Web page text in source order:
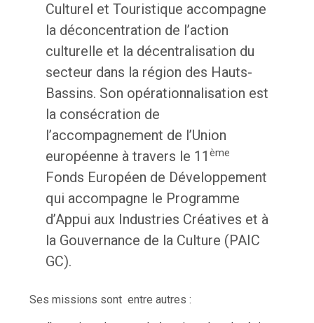
Joseph Bakhita SANOU
Orokia Zida
Culturel et Touristique accompagne
la déconcentration de l’action
culturelle et la décentralisation du
secteur dans la région des Hauts-
Bassins. Son opérationnalisation est
la consécration de
l’accompagnement de l’Union
européenne à travers le 11 ème
Fonds Européen de Développement
qui accompagne le Programme
d’Appui aux Industries Créatives et à
la Gouvernance de la Culture (PAIC
GC).
Ses missions sont entre autres :